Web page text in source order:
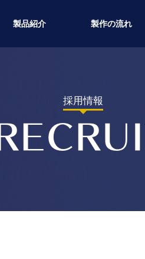
製品紹介 製作の流れ
採用情報